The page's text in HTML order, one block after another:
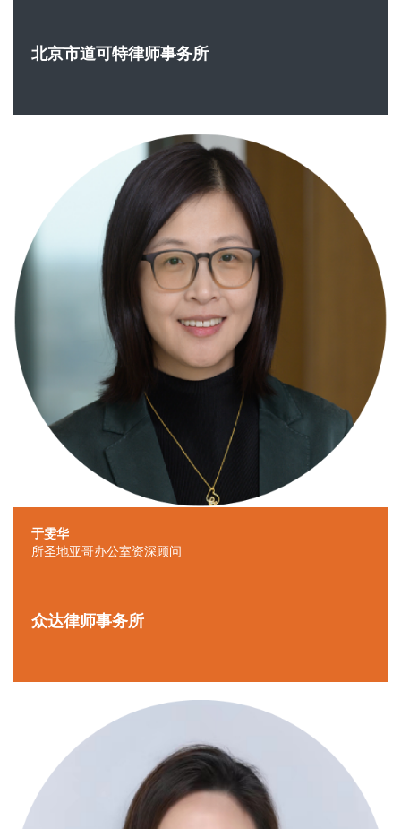
北京市道可特律师事务所
于雯华
所圣地亚哥办公室资深顾问
众达律师事务所